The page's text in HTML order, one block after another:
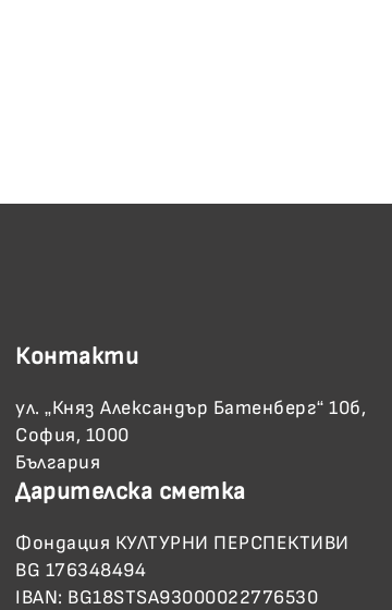
Контакти
ул. „Княз Александър Батенберг“ 10б,
София, 1000
България
Дарителска сметка
Фондация КУЛТУРНИ ПЕРСПЕКТИВИ
BG 176348494
IBAN: BG18STSA93000022776530